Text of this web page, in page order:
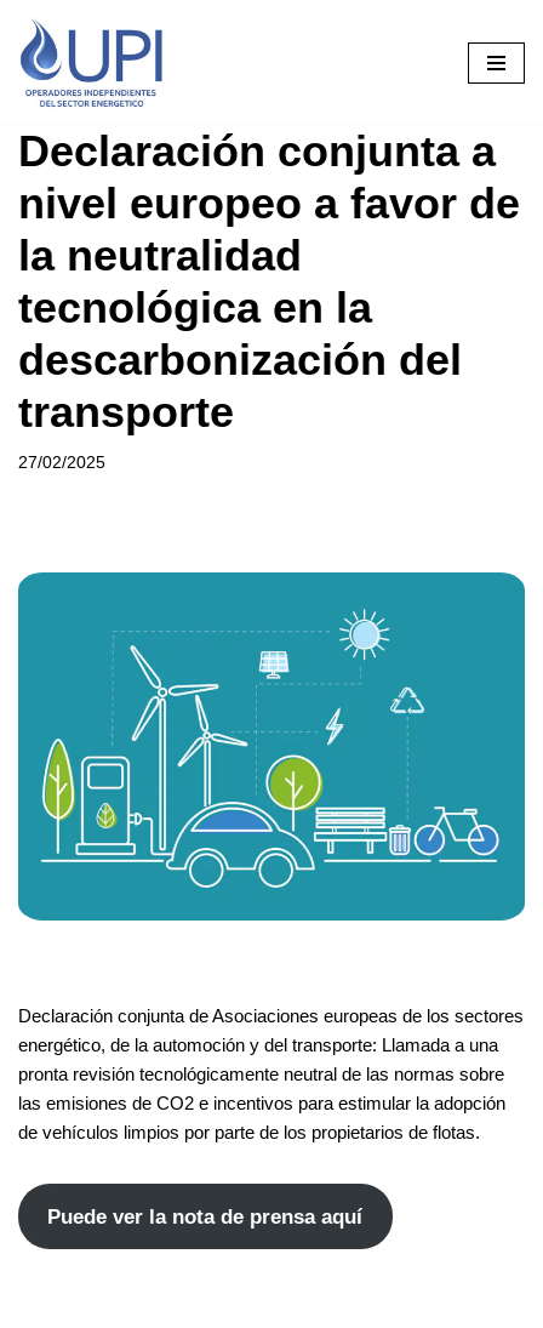
Saltar
al
Declaración conjunta a
nivel europeo a favor de
la neutralidad
tecnológica en la
descarbonización del
transporte
27/02/2025
Declaración conjunta de Asociaciones europeas de los sectores
energético, de la automoción y del transporte: Llamada a una
pronta revisión tecnológicamente neutral de las normas sobre
las emisiones de CO2 e incentivos para estimular la adopción
de vehículos limpios por parte de los propietarios de flotas.
Puede ver la nota de prensa aquí